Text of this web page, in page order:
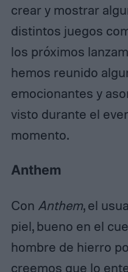
crear y mostrar
distintos juegos
los próximos
hemos reunido
emocionantes y
visto durante el
momento.
Anthem
Con Anthem, el
piel, bueno en el
hombre de hierro
creemos que lo